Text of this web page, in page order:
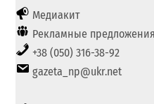
Медиакит
Рекламные предложения
+38 (050) 316-38-92
gazeta_np@ukr.net